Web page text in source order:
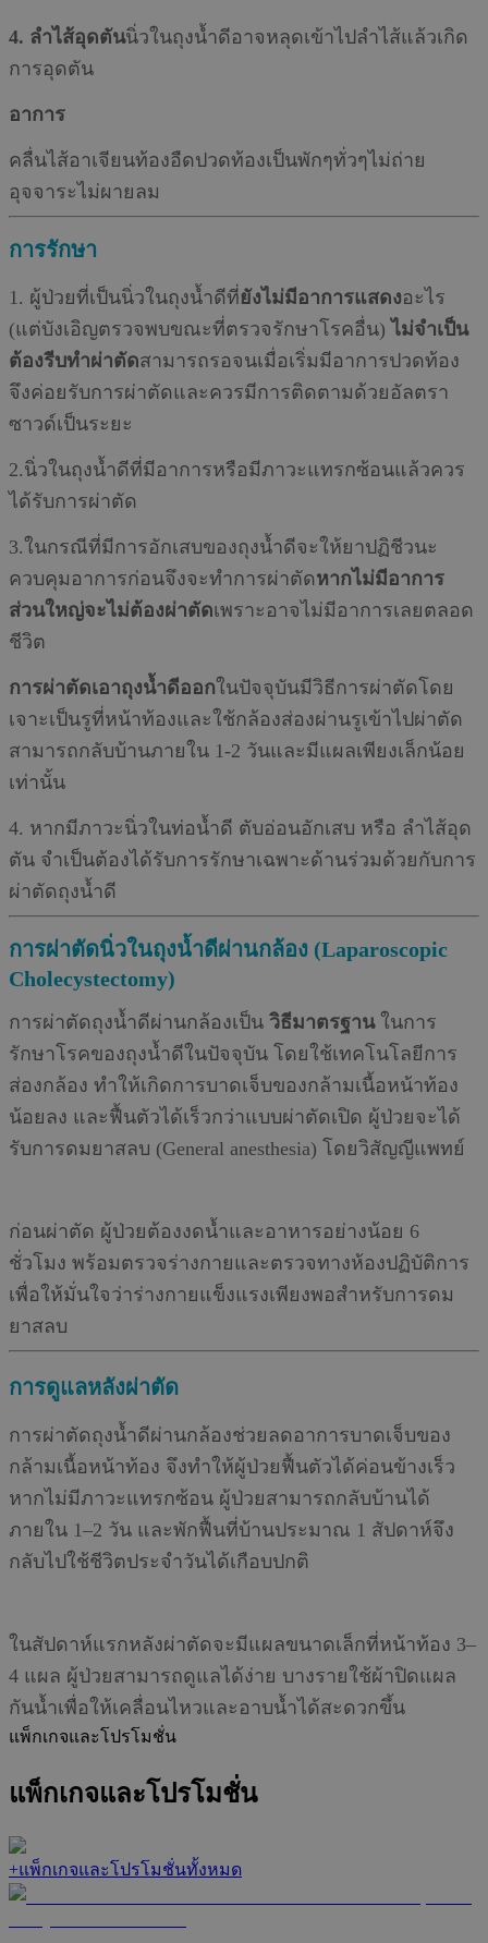
4. ลำไส้อุดตันนิ่วในถุงนํ้าดีอาจหลุดเข้าไปลำไส้แล้วเกิด
การอุดตัน
อาการ
คลื่นไส้อาเจียนท้องอืดปวดท้องเป็นพักๆทั่วๆไม่ถ่าย
อุจจาระไม่ผายลม
การรักษา
1. ผู้ป่วยที่เป็นนิ่วในถุงนํ้าดีที่ยังไม่มีอาการแสดงอะไร
(แต่บังเอิญตรวจพบขณะที่ตรวจรักษาโรคอื่น) ไม่จำเป็น
ต้องรีบทำผ่าตัดสามารถรอจนเมื่อเริ่มมีอาการปวดท้อง
จึงค่อยรับการผ่าตัดและควรมีการติดตามด้วยอัลตรา
ซาวด์เป็นระยะ
2.นิ่วในถุงนํ้าดีที่มีอาการหรือมีภาวะแทรกซ้อนแล้วควร
ได้รับการผ่าตัด
3.ในกรณีที่มีการอักเสบของถุงนํ้าดีจะให้ยาปฏิชีวนะ
ควบคุมอาการก่อนจึงจะทำการผ่าตัดหากไม่มีอาการ
ส่วนใหญ่จะไม่ต้องผ่าตัดเพราะอาจไม่มีอาการเลยตลอด
ชีวิต
การผ่าตัดเอาถุงนํ้าดีออกในปัจจุบันมีวิธีการผ่าตัดโดย
เจาะเป็นรูที่หน้าท้องและใช้กล้องส่องผ่านรูเข้าไปผ่าตัด
สามารถกลับบ้านภายใน 1-2 วันและมีแผลเพียงเล็กน้อย
เท่านั้น
4. หากมีภาวะนิ่วในท่อนํ้าดี ตับอ่อนอักเสบ หรือ ลำไส้อุด
ตัน จำเป็นต้องได้รับการรักษาเฉพาะด้านร่วมด้วยกับการ
ผ่าตัดถุงนํ้าดี
การผ่าตัดนิ่วในถุงน้ำดีผ่านกล้อง (Laparoscopic
Cholecystectomy)
การผ่าตัดถุงน้ำดีผ่านกล้องเป็น วิธีมาตรฐานในการ
รักษาโรคของถุงน้ำดีในปัจจุบัน โดยใช้เทคโนโลยีการ
ส่องกล้อง ทำให้เกิดการบาดเจ็บของกล้ามเนื้อหน้าท้อง
น้อยลง และฟื้นตัวได้เร็วกว่าแบบผ่าตัดเปิด ผู้ป่วยจะได้
รับการดมยาสลบ (General anesthesia) โดยวิสัญญีแพทย์
ก่อนผ่าตัด ผู้ป่วยต้องงดน้ำและอาหารอย่างน้อย 6
ชั่วโมง พร้อมตรวจร่างกายและตรวจทางห้องปฏิบัติการ
เพื่อให้มั่นใจว่าร่างกายแข็งแรงเพียงพอสำหรับการดม
ยาสลบ
การดูแลหลังผ่าตัด
การผ่าตัดถุงน้ำดีผ่านกล้องช่วยลดอาการบาดเจ็บของ
กล้ามเนื้อหน้าท้อง จึงทำให้ผู้ป่วยฟื้นตัวได้ค่อนข้างเร็ว
หากไม่มีภาวะแทรกซ้อน ผู้ป่วยสามารถกลับบ้านได้
ภายใน 1–2 วัน และพักฟื้นที่บ้านประมาณ 1 สัปดาห์จึง
กลับไปใช้ชีวิตประจำวันได้เกือบปกติ
ในสัปดาห์แรกหลังผ่าตัดจะมีแผลขนาดเล็กที่หน้าท้อง 3–
4 แผล ผู้ป่วยสามารถดูแลได้ง่าย บางรายใช้ผ้าปิดแผล
กันน้ำเพื่อให้เคลื่อนไหวและอาบน้ำได้สะดวกขึ้น
แพ็กเกจและโปรโมชั่น
แพ็กเกจและโปรโมชั่น
+แพ็กเกจและโปรโมชั่นทั้งหมด